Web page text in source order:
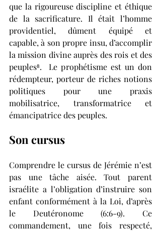
que la rigoureuse discipline et éthique
de la sacrificature. Il était l’homme
providentiel, dûment équipé et
capable, à son propre insu, d’accomplir
la mission divine auprès des rois et des
peuples⁸.  Le prophétisme est un don
rédempteur, porteur de riches notions
politiques pour une praxis
mobilisatrice, transformatrice et
émancipatrice des peuples.
Son cursus
Comprendre le cursus de Jérémie n’est
pas une tâche aisée. Tout parent
israélite a l’obligation d’instruire son
enfant conformément à la Loi, d’après
le Deutéronome (6:6-9). Ce
commandement, une fois respecté,